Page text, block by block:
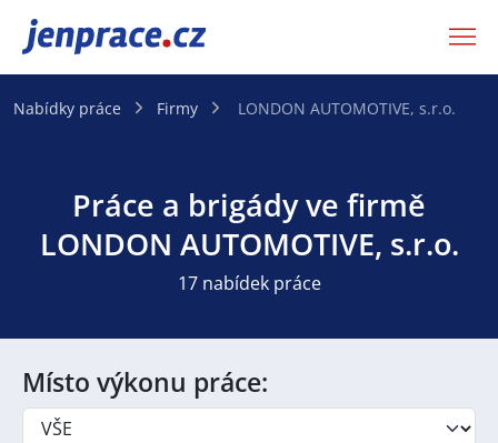
JenPráce.cz
Nabídky práce Firmy LONDON AUTOMOTIVE, s.r.o.
Práce a brigády ve firmě
LONDON AUTOMOTIVE, s.r.o.
17 nabídek práce
Místo výkonu práce: